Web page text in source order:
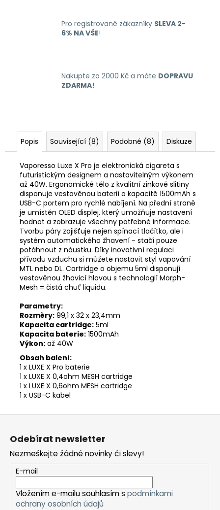
Pro registrované zákazníky SLEVA 2-
6% NA VŠE!
Nakupte za 2000 Kč a máte DOPRAVU
ZDARMA!
Popis Související (8) Podobné (8) Diskuze
Vaporesso Luxe X Pro je elektronická cigareta s
futuristickým designem a nastavitelným výkonem
až 40W. Ergonomické tělo z kvalitní zinkové slitiny
disponuje vestavěnou baterií o kapacitě 1500mAh s
USB-C portem pro rychlé nabíjení. Na přední straně
je umístěn OLED displej, který umožňuje nastavení
hodnot a zobrazuje všechny potřebné informace.
Tvorbu páry zajišťuje nejen spínací tlačítko, ale i
systém automatického žhavení - stačí pouze
potáhnout z náustku. Díky inovativní regulaci
přívodu vzduchu si můžete nastavit styl vapování
MTL nebo DL. Cartridge o objemu 5ml disponují
vestavěnou žhavicí hlavou s technologií Morph-
Mesh = čistá chuť liquidu.
Parametry:
Rozměry: 99,1 x 32 x 23,4mm
Kapacita cartridge: 5ml
Kapacita baterie: 1500mAh
Výkon: až 40W
Obsah balení:
1 x LUXE X Pro baterie
1 x LUXE X 0,4ohm MESH cartridge
1 x LUXE X 0,6ohm MESH cartridge
1 x USB-C kabel
Odebírat newsletter
Nezmeškejte žádné novinky či slevy!
E-mail
Vložením e-mailu souhlasím s podmínkami
ochrany osobních údajů